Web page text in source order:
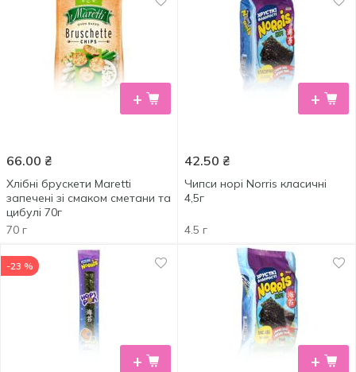
+
66.00 ₴
Хлібні брускети Maretti
запечені зі смаком сметани та
цибулі 70г
70 г
+
42.50 ₴
Чипси норі Norris класичні
4,5г
4.5 г
+
-23 %
+